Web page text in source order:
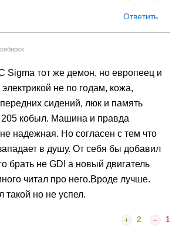
Ответить
Sigma тот же демон, но европеец и
не по годам, кожа,
сидений, люк и память
205 кобыл. Машина и правда
надежная. Но согласен с тем что
в душу. От себя бы добавил
брать не GDI а новый двигатель
читал про него.Вроде лучше.
такой но не успел.
2 1